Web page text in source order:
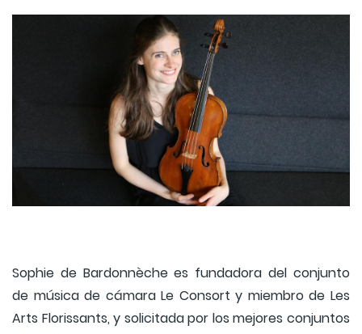
Sophie de Bardonnèche es fundadora del conjunto
de música de cámara Le Consort y miembro de Les
Arts Florissants, y solicitada por los mejores conjuntos